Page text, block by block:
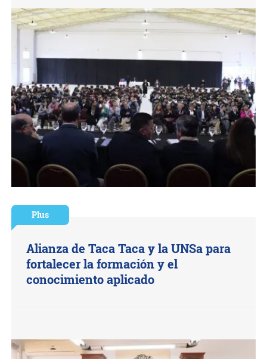
Plus
Alianza de Taca Taca y la UNSa para
fortalecer la formación y el
conocimiento aplicado